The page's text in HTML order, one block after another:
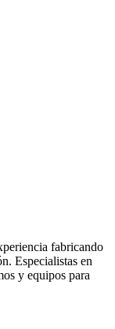
fabricando
Especialistas en
y equipos para